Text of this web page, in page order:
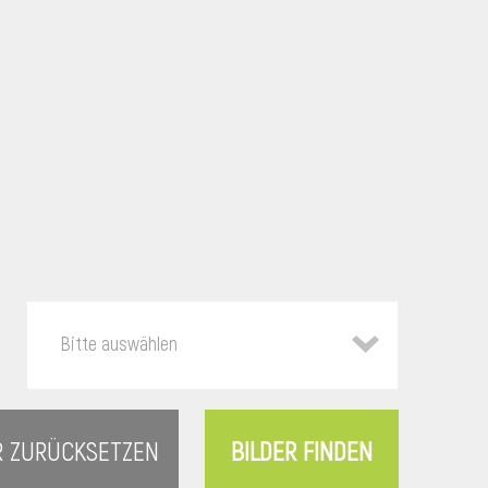
Bitte auswählen